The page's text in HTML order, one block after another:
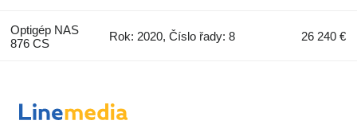
Optigép NAS
876 CS
Rok: 2020, Číslo řady: 8 26 240 €